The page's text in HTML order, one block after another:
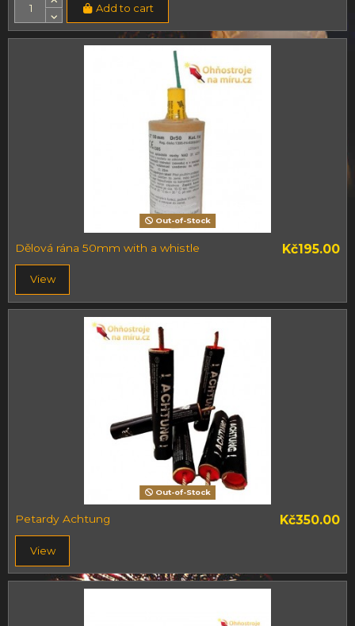
Add to cart
Out-of-Stock
Dělová rána 50mm with a whistle Kč195.00
View
Out-of-Stock
Petardy Achtung Kč350.00
View